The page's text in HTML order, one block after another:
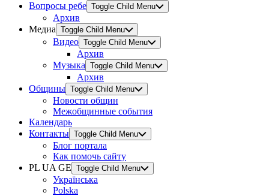
Вопросы ребе Toggle Child Menu
Архив
Медиа Toggle Child Menu
Видео Toggle Child Menu
Архив
Музыка Toggle Child Menu
Архив
Общины Toggle Child Menu
Новости общин
Межобщинные события
Календарь
Контакты Toggle Child Menu
Блог портала
Как помочь сайту
PL UA GE Toggle Child Menu
Українська
Polska